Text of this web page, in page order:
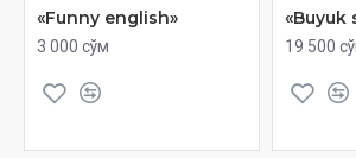
«Funny english»
3 000 сўм
«Buyuk
19 500